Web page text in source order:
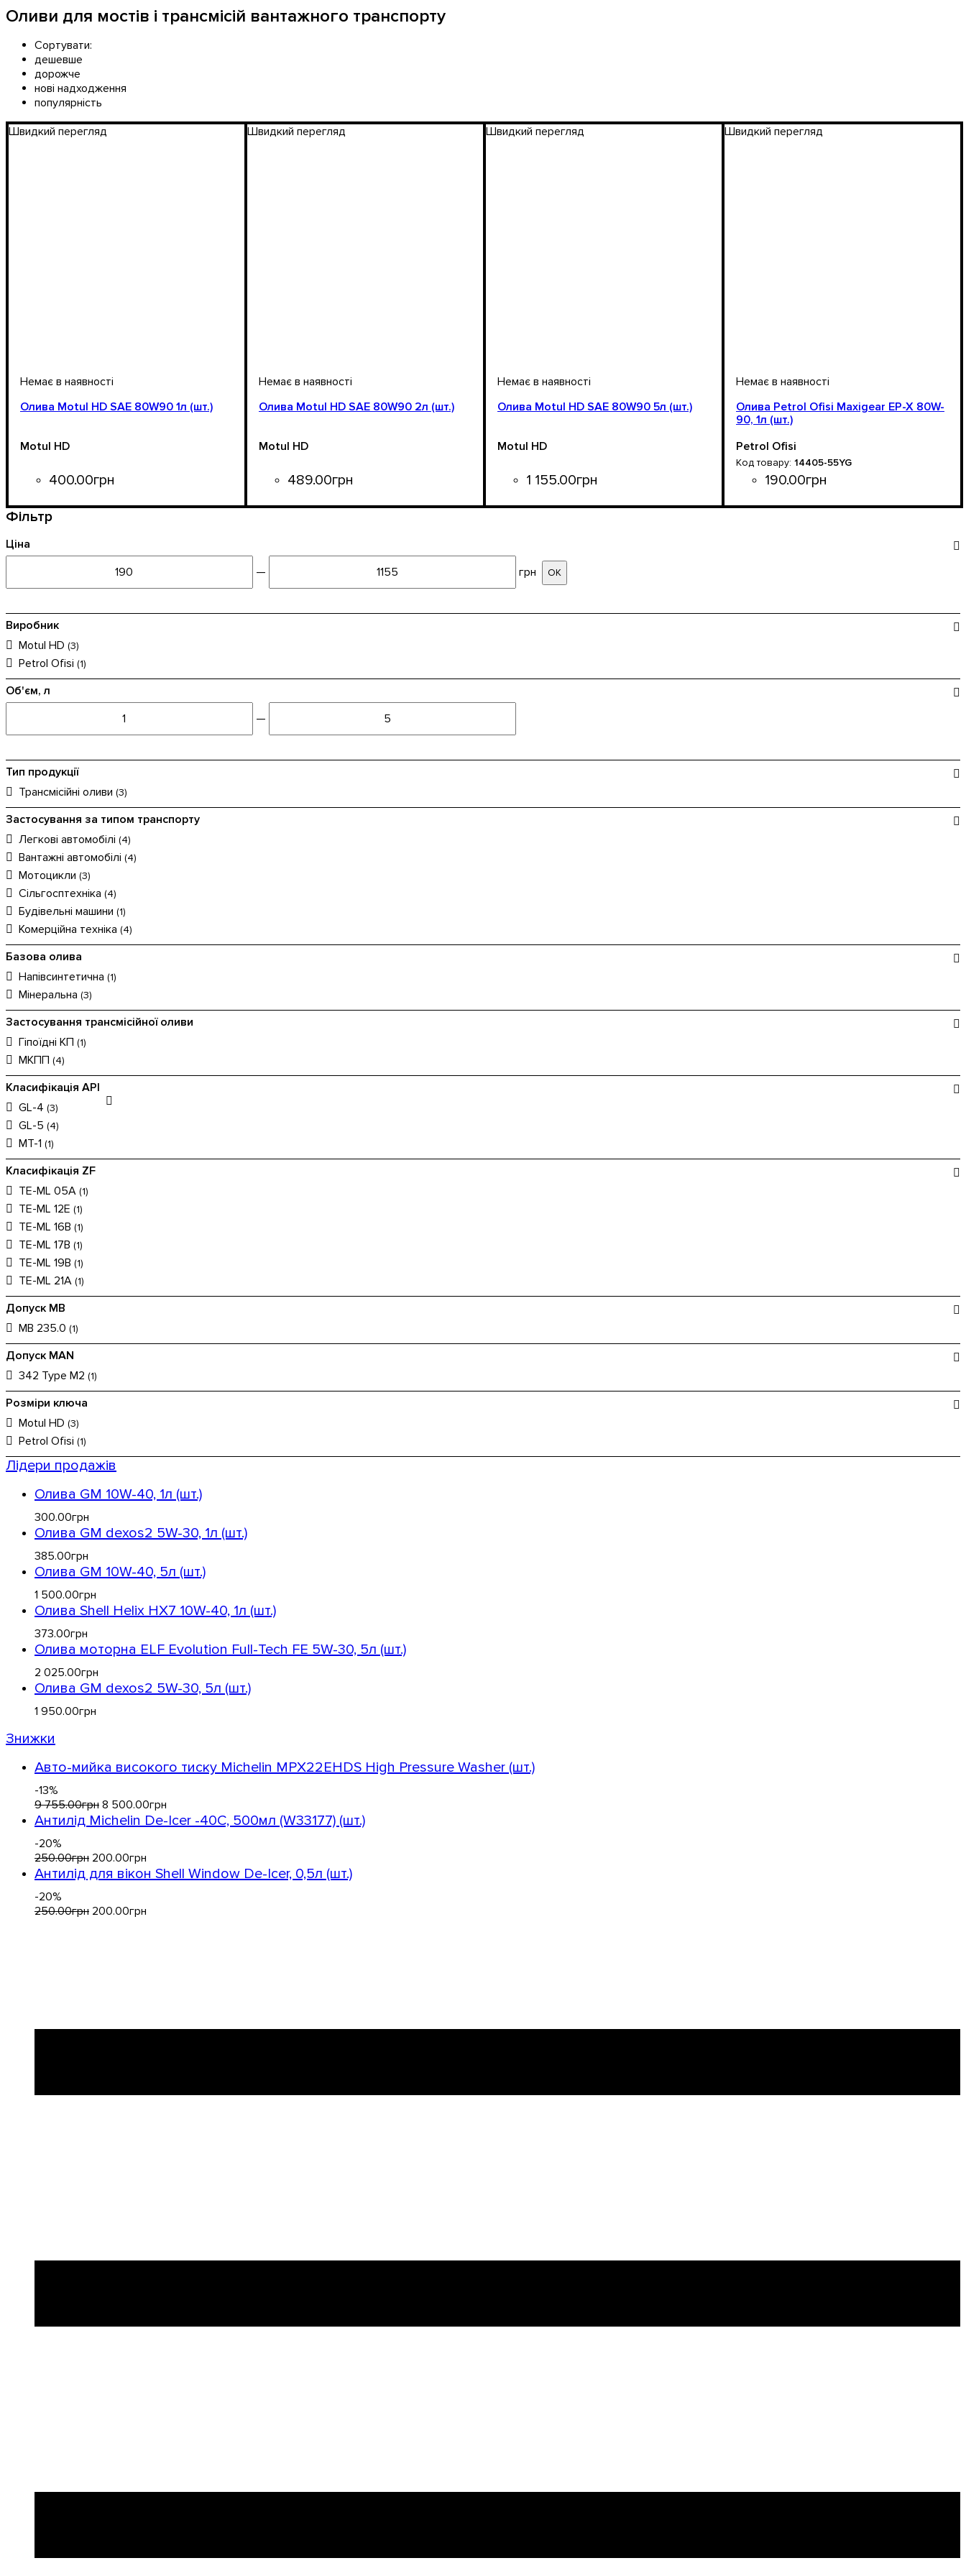
Оливи для мостів і трансмісій вантажного транспорту
Сортувати:
дешевше
дорожче
нові надходження
популярність
Швидкий перегляд
Олива Motul HD SAE 80W90 1л (шт.)
Motul HD
400.00грн
Швидкий перегляд
Олива Motul HD SAE 80W90 2л (шт.)
Motul HD
489.00грн
Швидкий перегляд
Олива Motul HD SAE 80W90 5л (шт.)
Motul HD
1 155.00грн
Швидкий перегляд
Олива Petrol Ofisi Maxigear EP-X 80W-
90, 1л (шт.)
Petrol Ofisi
14405-55YG
190.00грн
Фільтр
Ціна
—
грн ОК
Виробник
Motul HD (3)
Petrol Ofisi (1)
Об'єм, л
—
Тип продукції
Трансмісійні оливи (3)
Застосування за типом транспорту
Легкові автомобілі (4)
Вантажні автомобілі (4)
Мотоцикли (3)
Сільгосптехніка (4)
Будівельні машини (1)
Комерційна техніка (4)
Базова олива
Напівсинтетична (1)
Мінеральна (3)
Застосування трансмісійної оливи
Гіпоїдні КП (1)
МКПП (4)
Класифікація API
GL-4 (3)
GL-5 (4)
MT-1 (1)
Класифікація ZF
TE-ML 05A (1)
TE-ML 12E (1)
TE-ML 16B (1)
TE-ML 17B (1)
TE-ML 19B (1)
TE-ML 21A (1)
Допуск MB
MB 235.0 (1)
Допуск MAN
342 Type M2 (1)
Розміри ключа
Motul HD (3)
Petrol Ofisi (1)
Лідери продажів
Олива GM 10W-40, 1л (шт.)
300.00грн
Олива GM dexos2 5W-30, 1л (шт.)
385.00грн
Олива GM 10W-40, 5л (шт.)
1 500.00грн
Олива Shell Helix HX7 10W-40, 1л (шт.)
373.00грн
Олива моторна ELF Evolution Full-Tech FE 5W-30, 5л (шт.)
2 025.00грн
Олива GM dexos2 5W-30, 5л (шт.)
1 950.00грн
Знижки
Авто-мийка високого тиску Michelin MPX22EHDS High Pressure Washer (шт.)
-13%
9 755.00грн 8 500.00грн
Антилід Michelin De-Icer -40C, 500мл (W33177) (шт.)
-20%
250.00грн 200.00грн
Антилід для вікон Shell Window De-Icer, 0,5л (шт.)
-20%
250.00грн 200.00грн